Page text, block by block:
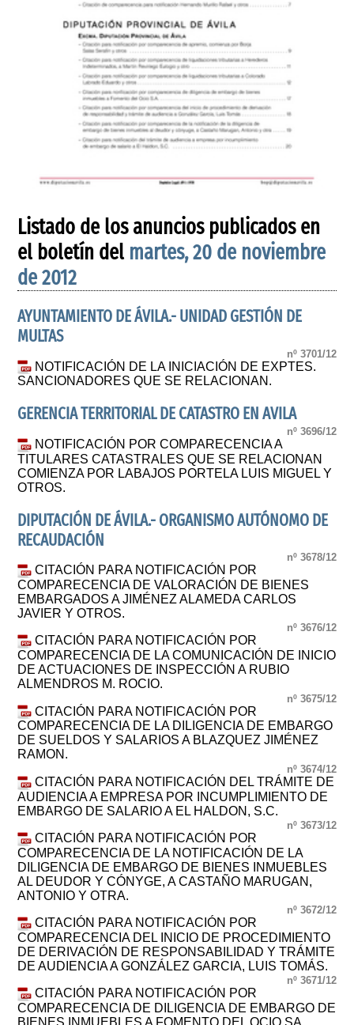
Listado de los anuncios publicados en
el boletín del martes, 20 de noviembre
de 2012
AYUNTAMIENTO DE ÁVILA.- UNIDAD GESTIÓN DE
MULTAS
nº 3701/12
NOTIFICACIÓN DE LA INICIACIÓN DE EXPTES.
SANCIONADORES QUE SE RELACIONAN.
GERENCIA TERRITORIAL DE CATASTRO EN AVILA
nº 3696/12
NOTIFICACIÓN POR COMPARECENCIA A
TITULARES CATASTRALES QUE SE RELACIONAN
COMIENZA POR LABAJOS PORTELA LUIS MIGUEL Y
OTROS.
DIPUTACIÓN DE ÁVILA.- ORGANISMO AUTÓNOMO DE
RECAUDACIÓN
nº 3678/12
CITACIÓN PARA NOTIFICACIÓN POR
COMPARECENCIA DE VALORACIÓN DE BIENES
EMBARGADOS A JIMÉNEZ ALAMEDA CARLOS
JAVIER Y OTROS.
nº 3676/12
CITACIÓN PARA NOTIFICACIÓN POR
COMPARECENCIA DE LA COMUNICACIÓN DE INICIO
DE ACTUACIONES DE INSPECCIÓN A RUBIO
ALMENDROS M. ROCIO.
nº 3675/12
CITACIÓN PARA NOTIFICACIÓN POR
COMPARECENCIA DE LA DILIGENCIA DE EMBARGO
DE SUELDOS Y SALARIOS A BLAZQUEZ JIMÉNEZ
RAMON.
nº 3674/12
CITACIÓN PARA NOTIFICACIÓN DEL TRÁMITE DE
AUDIENCIA A EMPRESA POR INCUMPLIMIENTO DE
EMBARGO DE SALARIO A EL HALDON, S.C.
nº 3673/12
CITACIÓN PARA NOTIFICACIÓN POR
COMPARECENCIA DE LA NOTIFICACIÓN DE LA
DILIGENCIA DE EMBARGO DE BIENES INMUEBLES
AL DEUDOR Y CÓNYGE, A CASTAÑO MARUGAN,
ANTONIO Y OTRA.
nº 3672/12
CITACIÓN PARA NOTIFICACIÓN POR
COMPARECENCIA DEL INICIO DE PROCEDIMIENTO
DE DERIVACIÓN DE RESPONSABILIDAD Y TRÁMITE
DE AUDIENCIA A GONZÁLEZ GARCIA, LUIS TOMÁS.
nº 3671/12
CITACIÓN PARA NOTIFICACIÓN POR
COMPARECENCIA DE DILIGENCIA DE EMBARGO DE
BIENES INMUEBLES A FOMENTO DEL OCIO SA.